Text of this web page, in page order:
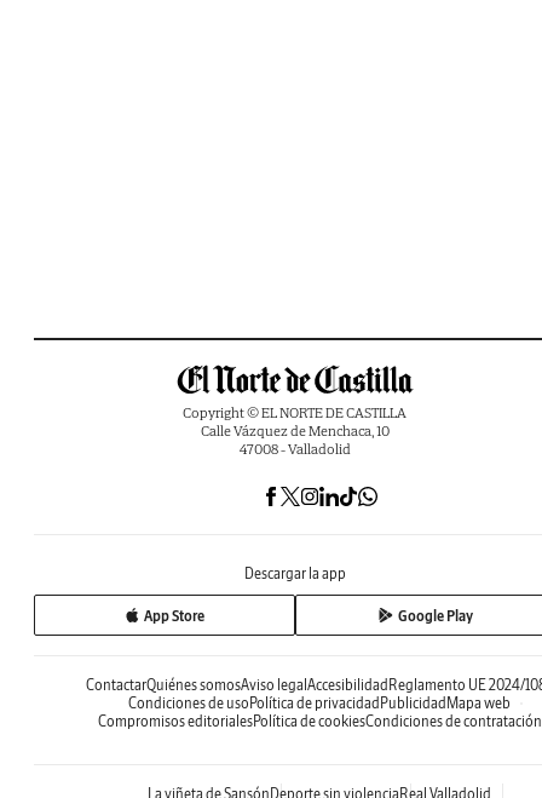
Copyright © EL NORTE DE CASTILLA
Calle Vázquez de Menchaca, 10
47008 - Valladolid
Descargar la app
App Store Google Play
ContactarQuiénes somosAviso legal Accesibilidad Reglamento UE 2024/
Condiciones de uso Política de privacidad Publicidad Mapa web
Compromisos editorialesPolítica de cookiesCondiciones de contratación
La viñeta de Sansón Deporte sin violencia Real Valladolid